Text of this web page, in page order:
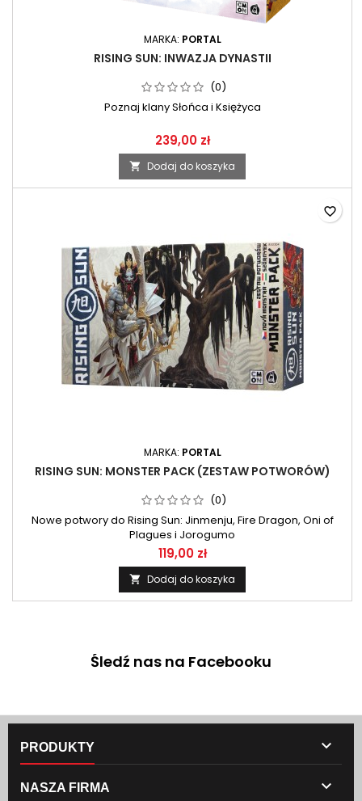
MARKA: PORTAL
RISING SUN: INWAZJA DYNASTII
(0)
Poznaj klany Słońca i Księżyca
239,00 zł
 Dodaj do koszyka
MARKA: PORTAL
RISING SUN: MONSTER PACK (ZESTAW POTWORÓW)
(0)
Nowe potwory do Rising Sun: Jinmenju, Fire Dragon, Oni of
Plagues i Jorogumo
119,00 zł
 Dodaj do koszyka
favorite_border
Śledź nas na Facebooku
PRODUKTY 
NASZA FIRMA 